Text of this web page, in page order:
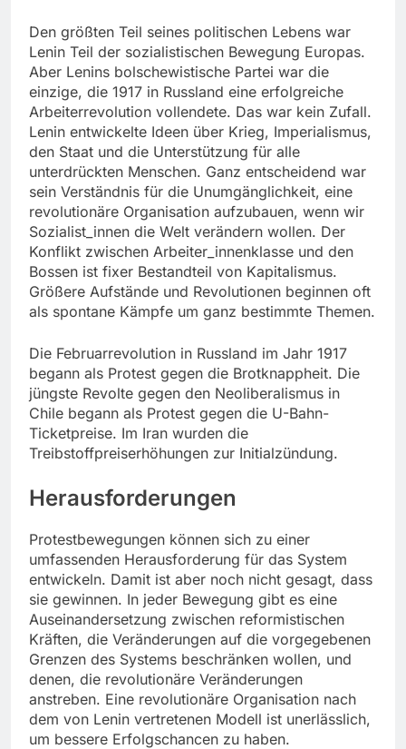
Den größten Teil seines politischen Lebens war
Lenin Teil der sozialistischen Bewegung Europas.
Aber Lenins bolschewistische Partei war die
einzige, die 1917 in Russland eine erfolgreiche
Arbeiterrevolution vollendete. Das war kein Zufall.
Lenin entwickelte Ideen über Krieg, Imperialismus,
den Staat und die Unterstützung für alle
unterdrückten Menschen. Ganz entscheidend war
sein Verständnis für die Unumgänglichkeit, eine
revolutionäre Organisation aufzubauen, wenn wir
Sozialist_innen die Welt verändern wollen. Der
Konflikt zwischen Arbeiter_innenklasse und den
Bossen ist fixer Bestandteil von Kapitalismus.
Größere Aufstände und Revolutionen beginnen oft
als spontane Kämpfe um ganz bestimmte Themen.
Die Februarrevolution in Russland im Jahr 1917
begann als Protest gegen die Brotknappheit. Die
jüngste Revolte gegen den Neoliberalismus in
Chile begann als Protest gegen die U-Bahn-
Ticketpreise. Im Iran wurden die
Treibstoffpreiserhöhungen zur Initialzündung.
Herausforderungen
Protestbewegungen können sich zu einer
umfassenden Herausforderung für das System
entwickeln. Damit ist aber noch nicht gesagt, dass
sie gewinnen. In jeder Bewegung gibt es eine
Auseinandersetzung zwischen reformistischen
Kräften, die Veränderungen auf die vorgegebenen
Grenzen des Systems beschränken wollen, und
denen, die revolutionäre Veränderungen
anstreben. Eine revolutionäre Organisation nach
dem von Lenin vertretenen Modell ist unerlässlich,
um bessere Erfolgschancen zu haben.